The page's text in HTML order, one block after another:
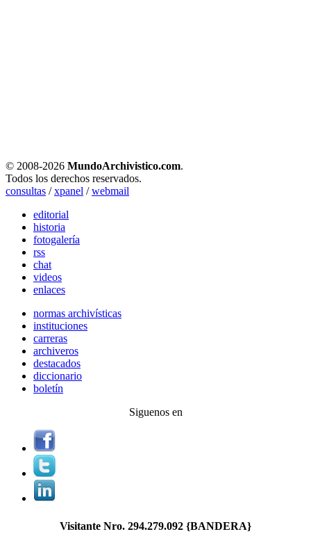
© 2008-2026 MundoArchivistico.com.
Todos los derechos reservados.
consultas /xpanel /webmail
editorial
historia
fotogalería
rss
chat
videos
enlaces
normas archivísticas
instituciones
carreras
archiveros
destacados
diccionario
boletín
Siguenos en
Visitante Nro. 294.279.092 {BANDERA}